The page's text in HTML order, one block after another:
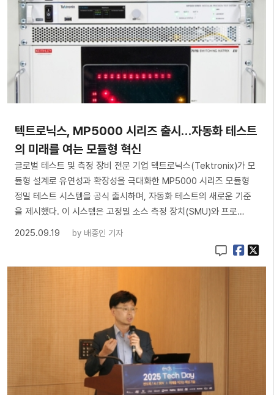
텍트로닉스, MP5000 시리즈 출시…자동화 테스트
의 미래를 여는 모듈형 혁신
글로벌 테스트 및 측정 장비 전문 기업 텍트로닉스(Tektronix)가 모
듈형 설계로 유연성과 확장성을 극대화한 MP5000 시리즈 모듈형
정밀 테스트 시스템을 공식 출시하며, 자동화 테스트의 새로운 기준
을 제시했다. 이 시스템은 고정밀 소스 측정 장치(SMU)와 프로…
2025.09.19
by 배종인 기자